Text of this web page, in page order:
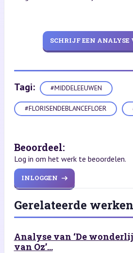
SCHRIJF EEN
Tagi: #MIDDELEEUWEN
#FLORISENDEBLANCEFLOER
Beoordeel:
Log in om het werk te beoordelen.
INLOGGEN
Gerelateerde
Analyse van ‘De
van Oz’...